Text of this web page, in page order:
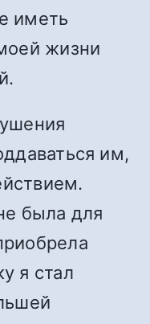
иметь
жизни
им,
была для
я стал